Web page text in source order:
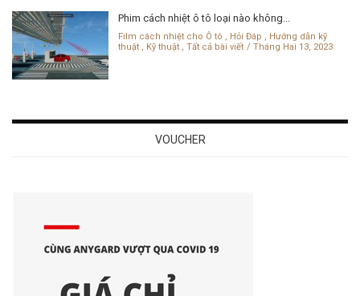
Phim cách nhiệt ô tô loại nào không...
Film cách nhiệt cho Ô tô Hỏi Đáp
Hướng dẫn kỹ
thuật
Kỹ thuật Tất cả bài viết Tháng Hai 13, 2023
VOUCHER